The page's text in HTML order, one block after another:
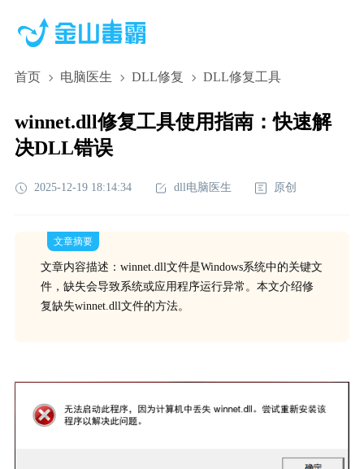
首页 电脑医生 DLL修复 DLL修复工具
winnet.dll修复工具使用指南：快速解
决DLL错误
2025-12-19 18:14:34 dll电脑医生 原创
文章摘要
文章内容描述：winnet.dll文件是Windows系统中的关键文
件，缺失会导致系统或应用程序运行异常。本文介绍修
复缺失winnet.dll文件的方法。